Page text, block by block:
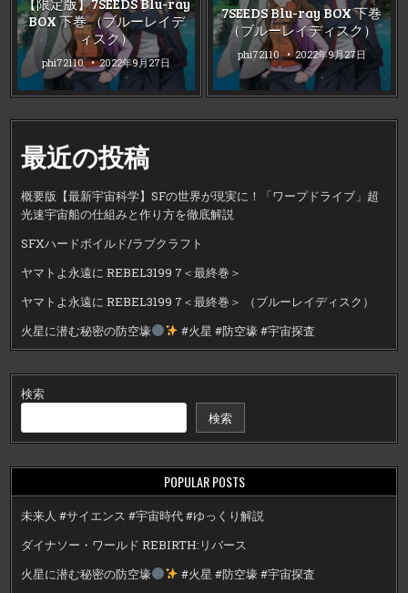
BOX 下巻 （ブルーレイデ
ィスク）
phi72110 2022年9月27日
7SEEDS Blu-ray BOX 下巻
（ブルーレイディスク）
phi72110 2022年9月27日
最近の投稿
概要版【最新宇宙科学】SFの世界が現実に！「ワープドライブ」超
光速宇宙船の仕組みと作り方を徹底解説
SFXハードボイルド/ラブクラフト
ヤマトよ永遠に REBEL3199 7＜最終巻＞
ヤマトよ永遠に REBEL3199 7＜最終巻＞ （ブルーレイディスク）
火星に潜む秘密の防空壕
#火星 #防空壕 #宇宙探査
検索
検索
POPULAR POSTS
未来人 #サイエンス #宇宙時代 #ゆっくり解説
ダイナソー・ワールド REBIRTH:リバース
火星に潜む秘密の防空壕
#火星 #防空壕 #宇宙探査